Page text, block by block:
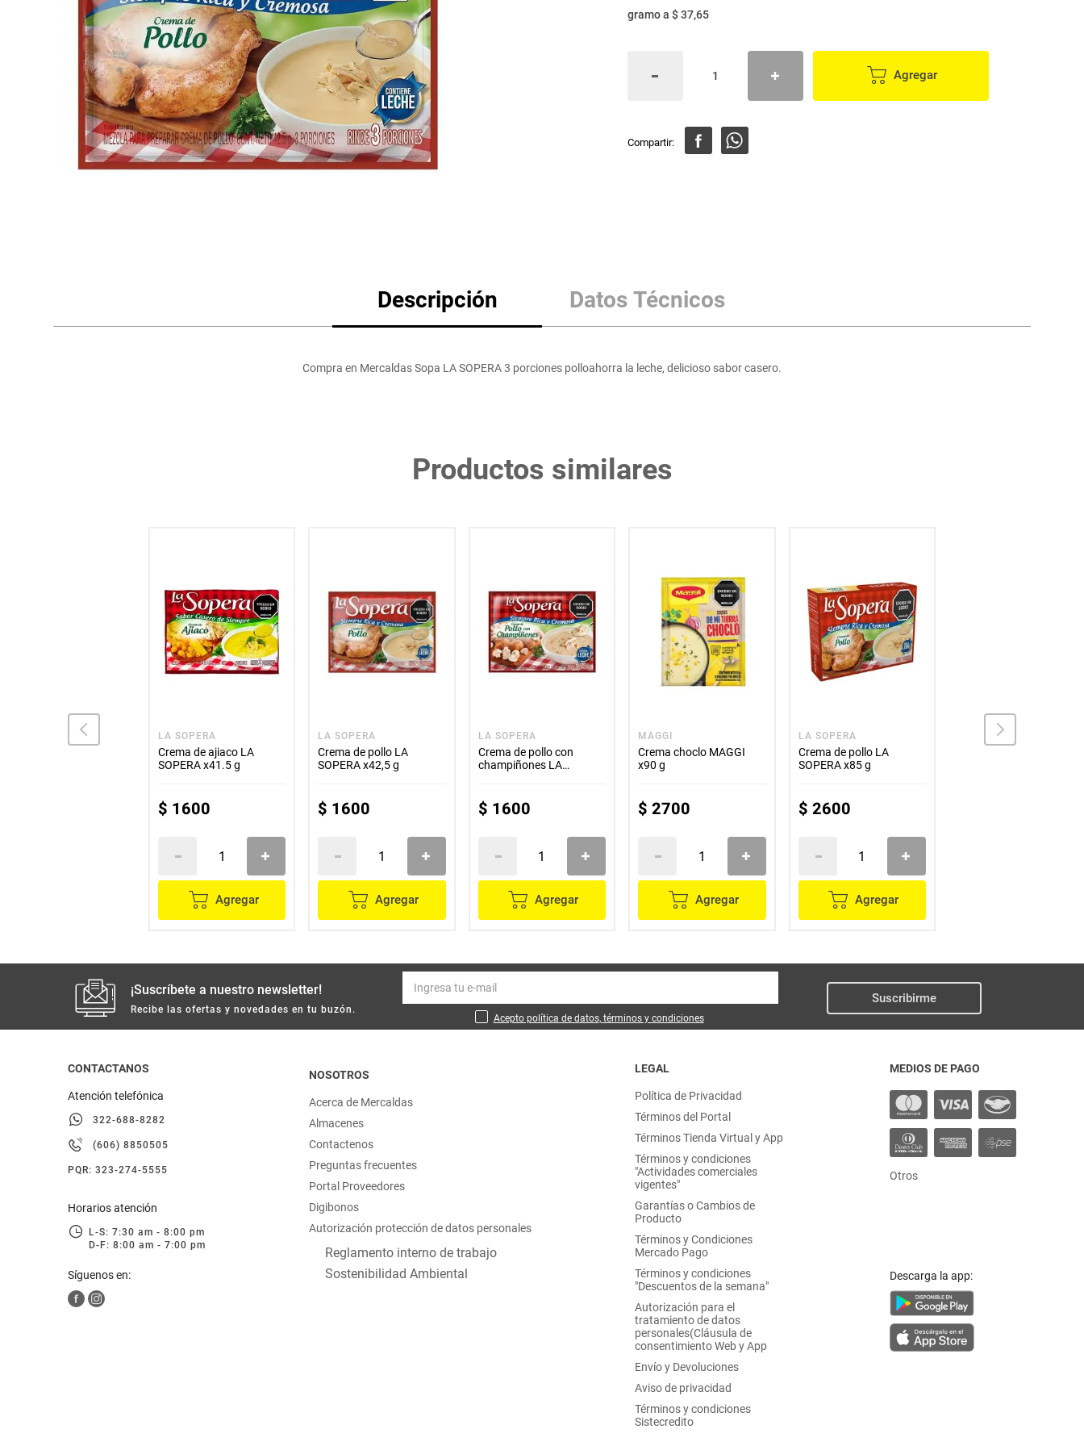
lácteos y refrigerados
vinos y licores
cuidado del bebé
otros
gramoa $ 37,65
Agregar
Descripción Datos Técnicos
Compra en Mercaldas Sopa LA SOPERA 3 porciones polloahorra la leche, delicioso sabor casero.
Productos similares
LA SOPERA
Crema de ajiaco LA
SOPERA x41.5 g
$ 1600
Agregar
LA SOPERA
Crema de pollo LA
SOPERA x42,5 g
$ 1600
Agregar
LA SOPERA
Crema de pollo con
champiñones LA
$ 1600
Agregar
MAGGI
Crema choclo MAGGI
x90 g
$ 2700
Agregar
LA SOPERA
Crema de pollo LA
SOPERA x85 g
$ 2600
Agregar
¡Suscríbete a nuestro newsletter!
Recibe las ofertas y novedades en tu buzón.
Acepto política de datos, términos y condiciones
Suscribirme
CONTACTANOS
Atención telefónica
322-688-8282
(606) 8850505
PQR: 323-274-5555
Horarios atención
L-S: 7:30 am - 8:00 pm
D-F: 8:00 am - 7:00 pm
Síguenos en:
NOSOTROS
Acerca de Mercaldas
Almacenes
Contactenos
Preguntas frecuentes
Portal Proveedores
Digibonos
Autorización protección de datos personales
Reglamento interno de trabajo
Sostenibilidad Ambiental
LEGAL
Política de Privacidad
Términos del Portal
Términos Tienda Virtual y App
Términos y condiciones
"Actividades comerciales
vigentes"
Garantías o Cambios de
Producto
Términos y Condiciones
Mercado Pago
Términos y condiciones
"Descuentos de la semana"
Autorización para el
tratamiento de datos
personales(Cláusula de
consentimiento Web y App
Envío y Devoluciones
Aviso de privacidad
Términos y condiciones
Sistecredito
MEDIOS DE PAGO
Otros
Descarga la app:
Mantequilla